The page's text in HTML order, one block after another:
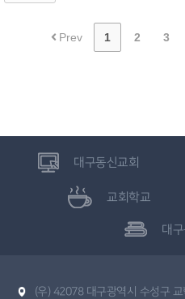
Prev 1 2 3
대구동신교회
교회학교
대
(우) 42078 대구광역시 수성구